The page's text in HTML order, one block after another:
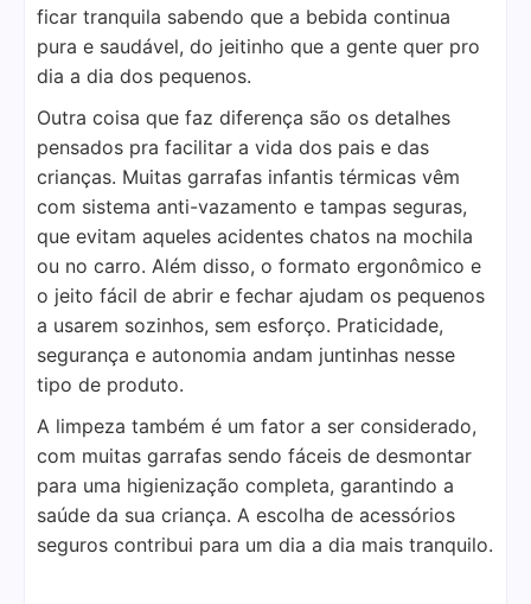
ficar tranquila sabendo que a bebida continua
pura e saudável, do jeitinho que a gente quer pro
dia a dia dos pequenos.
Outra coisa que faz diferença são os detalhes
pensados pra facilitar a vida dos pais e das
crianças. Muitas garrafas infantis térmicas vêm
com sistema anti-vazamento e tampas seguras,
que evitam aqueles acidentes chatos na mochila
ou no carro. Além disso, o formato ergonômico e
o jeito fácil de abrir e fechar ajudam os pequenos
a usarem sozinhos, sem esforço. Praticidade,
segurança e autonomia andam juntinhas nesse
tipo de produto.
A limpeza também é um fator a ser considerado,
com muitas garrafas sendo fáceis de desmontar
para uma higienização completa, garantindo a
saúde da sua criança. A escolha de acessórios
seguros contribui para um dia a dia mais tranquilo.